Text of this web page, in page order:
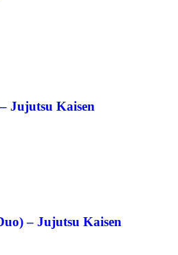
Jujutsu Kaisen
– Jujutsu Kaisen